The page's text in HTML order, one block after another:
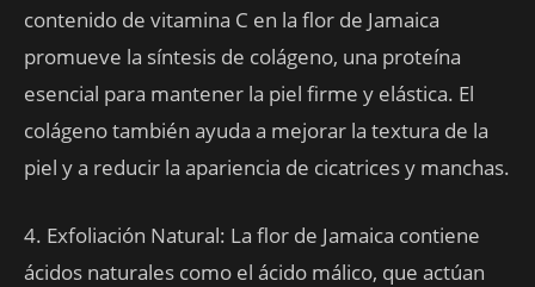
contenido de vitamina C en la flor de Jamaica
promueve la síntesis de colágeno, una proteína
esencial para mantener la piel firme y elástica. El
colágeno también ayuda a mejorar la textura de la
piel y a reducir la apariencia de cicatrices y manchas.
4. Exfoliación Natural: La flor de Jamaica contiene
ácidos naturales como el ácido málico, que actúan